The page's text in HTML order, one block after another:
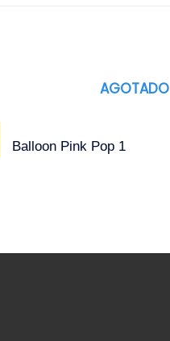
AGOTADO
Balloon Pink Pop 1